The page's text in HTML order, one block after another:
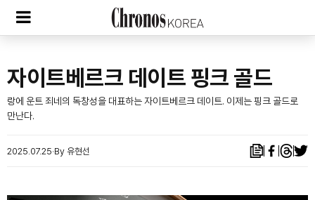
자이트베르크 데이트 핑크 골드
랑에 운트 죄네의 독창성을 대표하는 자이트베르크 데이트. 이제는 핑크 골드로
만난다.
2025.07.25 By 유현선